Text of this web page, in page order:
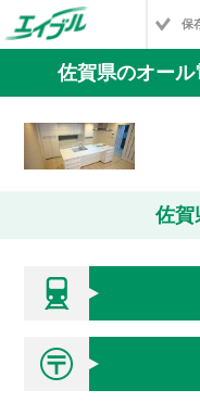
保
佐賀県のオー
佐賀